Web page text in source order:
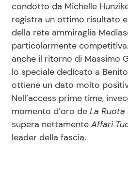
News benessere
Salute
Viaggi e Turismo
Festività
Seguici
condotto da Michelle
registra un ottimo risultato
della rete ammiraglia
particolarmente
anche il ritorno di Massimo
lo speciale dedicato a
ottiene un dato molto
Nell’access prime time,
momento d’oro de La
supera nettamente Affari
leader della fascia.